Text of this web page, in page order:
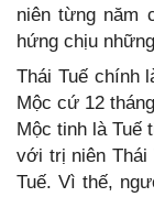
niên từng năm
hứng chịu
Thái Tuế chính
Mộc cứ 12
Mộc tinh là Tuế
với trị niên Thái
Tuế. Vì thế,